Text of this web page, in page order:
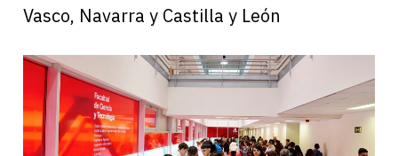
Vasco, Navarra y Castilla y León